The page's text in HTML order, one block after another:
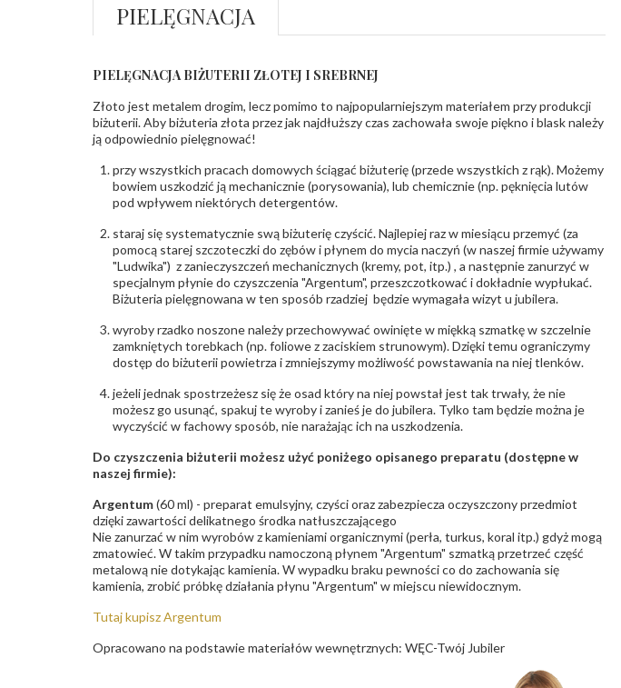
PIELĘGNACJA
PIELĘGNACJA BIŻUTERII ZŁOTEJ I SREBRNEJ
Złoto jest metalem drogim, lecz pomimo to najpopularniejszym materiałem przy produkcji
biżuterii. Aby biżuteria złota przez jak najdłuższy czas zachowała swoje piękno i blask należy
ją odpowiednio pielęgnować!
przy wszystkich pracach domowych ściągać biżuterię (przede wszystkich z rąk). Możemy
bowiem uszkodzić ją mechanicznie (porysowania), lub chemicznie (np. pęknięcia lutów
pod wpływem niektórych detergentów.
staraj się systematycznie swą biżuterię czyścić. Najlepiej raz w miesiącu przemyć (za
pomocą starej szczoteczki do zębów i płynem do mycia naczyń (w naszej firmie używamy
"Ludwika") z zanieczyszczeń mechanicznych (kremy, pot, itp.) , a następnie zanurzyć w
specjalnym płynie do czyszczenia "Argentum", przeszczotkować i dokładnie wypłukać.
Biżuteria pielęgnowana w ten sposób rzadziej będzie wymagała wizyt u jubilera.
wyroby rzadko noszone należy przechowywać owinięte w miękką szmatkę w szczelnie
zamkniętych torebkach (np. foliowe z zaciskiem strunowym). Dzięki temu ograniczymy
dostęp do biżuterii powietrza i zmniejszymy możliwość powstawania na niej tlenków.
jeżeli jednak spostrzeżesz się że osad który na niej powstał jest tak trwały, że nie
możesz go usunąć, spakuj te wyroby i zanieś je do jubilera. Tylko tam będzie można je
wyczyścić w fachowy sposób, nie narażając ich na uszkodzenia.
Do czyszczenia biżuterii możesz użyć poniżego opisanego preparatu (dostępne w
naszej firmie):
Argentum(60 ml) - preparat emulsyjny, czyści oraz zabezpiecza oczyszczony przedmiot
dzięki zawartości delikatnego środka natłuszczającego
Nie zanurzać w nim wyrobów z kamieniami organicznymi (perła, turkus, koral itp.) gdyż mogą
zmatowieć. W takim przypadku namoczoną płynem "Argentum" szmatką przetrzeć część
metalową nie dotykając kamienia. W wypadku braku pewności co do zachowania się
kamienia, zrobić próbkę działania płynu "Argentum" w miejscu niewidocznym.
Tutaj kupisz Argentum
Opracowano na podstawie materiałów wewnętrznych: WĘC-Twój Jubiler